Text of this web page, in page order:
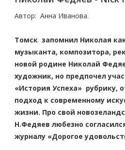
Автор: Анна Иванова.
Томск запомнил Николая
музыканта, композитора,
новой родине Николай
художник, но предпочел
«История Успеха» рубрику,
подход к современному
жизни. Про свой
Н.Федяев любезно
журналу «Дорогое